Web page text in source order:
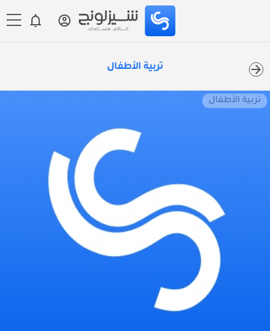
تربية الأطفال
تربية الأطفال